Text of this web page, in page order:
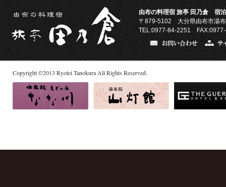
由布の料理宿 旅亭 田乃倉 宿
〒879-5102 大分県由布市湯
TEL:0977-84-2251
Copyright©2013 Ryotei Tanokura All Rights Reserved.